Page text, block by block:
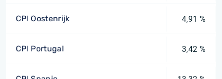
CPI Oostenrijk 4,91 %
CPI Portugal 3,42 %